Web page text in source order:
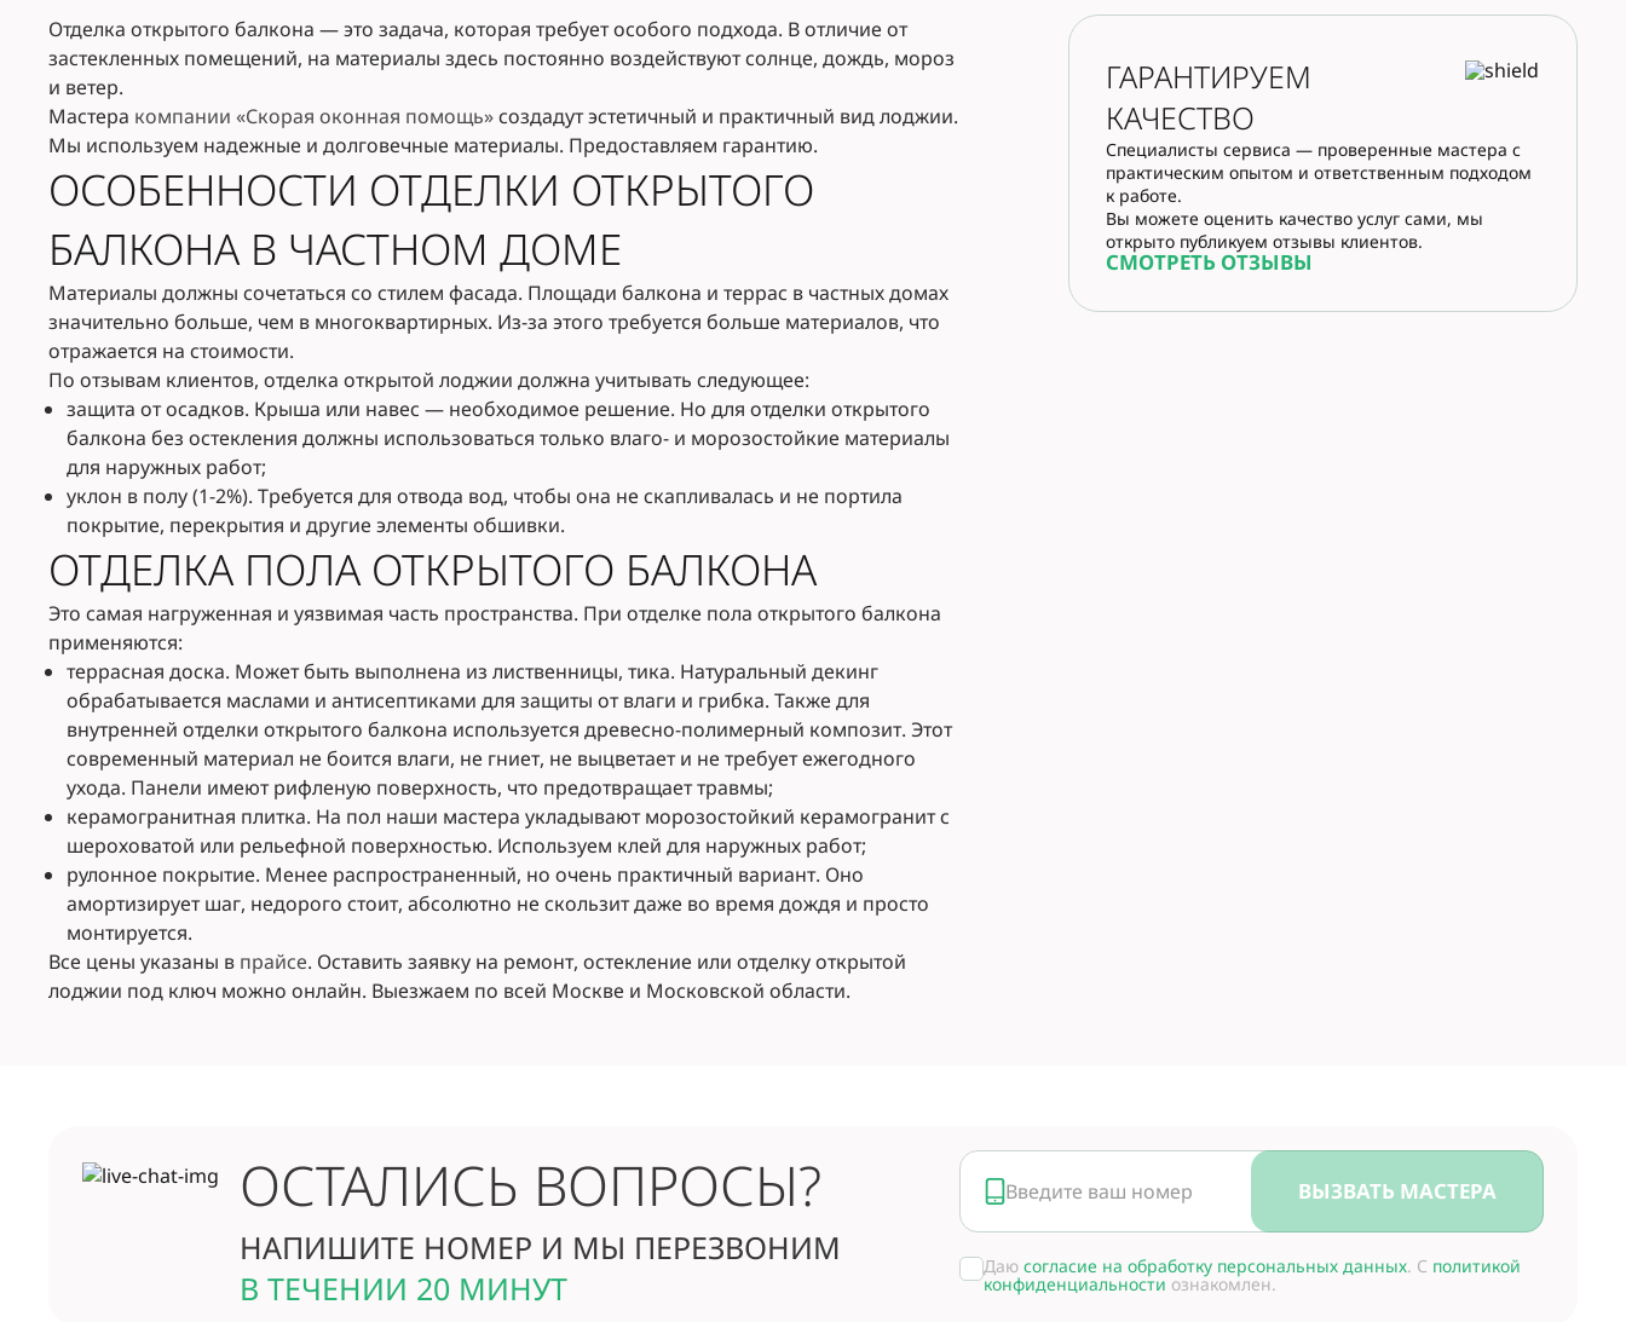
Отделка открытого балкона — это задача, которая требует особого подхода. В отличие от
застекленных помещений, на материалы здесь постоянно воздействуют солнце, дождь, мороз
и ветер.
Мастера компании «Скорая оконная помощь»создадут эстетичный и практичный вид лоджии.
Мы используем надежные и долговечные материалы. Предоставляем гарантию.
ОСОБЕННОСТИ ОТДЕЛКИ ОТКРЫТОГО
БАЛКОНА В ЧАСТНОМ ДОМЕ
Материалы должны сочетаться со стилем фасада. Площади балкона и террас в частных домах
значительно больше, чем в многоквартирных. Из-за этого требуется больше материалов, что
отражается на стоимости.
По отзывам клиентов, отделка открытой лоджии должна учитывать следующее:
защита от осадков. Крыша или навес — необходимое решение. Но для отделки открытого
балкона без остекления должны использоваться только влаго- и морозостойкие материалы
для наружных работ;
уклон в полу (1-2%). Требуется для отвода вод, чтобы она не скапливалась и не портила
покрытие, перекрытия и другие элементы обшивки.
ОТДЕЛКА ПОЛА ОТКРЫТОГО БАЛКОНА
Это самая нагруженная и уязвимая часть пространства. При отделке пола открытого балкона
применяются:
террасная доска. Может быть выполнена из лиственницы, тика. Натуральный декинг
обрабатывается маслами и антисептиками для защиты от влаги и грибка. Также для
внутренней отделки открытого балкона используется древесно-полимерный композит. Этот
современный материал не боится влаги, не гниет, не выцветает и не требует ежегодного
ухода. Панели имеют рифленую поверхность, что предотвращает травмы;
керамогранитная плитка. На пол наши мастера укладывают морозостойкий керамогранит с
шероховатой или рельефной поверхностью. Используем клей для наружных работ;
рулонное покрытие. Менее распространенный, но очень практичный вариант. Оно
амортизирует шаг, недорого стоит, абсолютно не скользит даже во время дождя и просто
монтируется.
Все цены указаны в прайсе. Оставить заявку на ремонт, остекление или отделку открытой
лоджии под ключ можно онлайн. Выезжаем по всей Москве и Московской области.
ГАРАНТИРУЕМ
КАЧЕСТВО
Специалисты сервиса — проверенные мастера с
практическим опытом и ответственным подходом
к работе.
Вы можете оценить качество услуг сами, мы
открыто публикуем отзывы клиентов.
СМОТРЕТЬ ОТЗЫВЫ
ОСТАЛИСЬ ВОПРОСЫ?
НАПИШИТЕ НОМЕР И МЫ ПЕРЕЗВОНИМ
В ТЕЧЕНИИ 20 МИНУТ
ВЫЗВАТЬ МАСТЕРА
Даю согласие на обработку персональных данных. С политикой
конфиденциальности ознакомлен.